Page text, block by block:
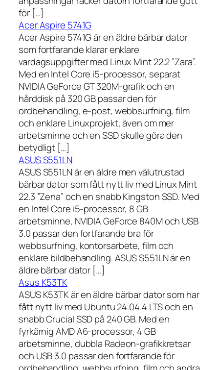
för […]
Acer Aspire 5741G
Acer Aspire 5741G är en äldre bärbar dator
som fortfarande klarar enklare
vardagsuppgifter med Linux Mint 22.2 ”Zara”.
Med en Intel Core i5-processor, separat
NVIDIA GeForce GT 320M-grafik och en
hårddisk på 320 GB passar den för
ordbehandling, e-post, webbsurfning, film
och enklare Linuxprojekt, även om mer
arbetsminne och en SSD skulle göra den
betydligt […]
ASUS S551LN
ASUS S551LN är en äldre men välutrustad
bärbar dator som fått nytt liv med Linux Mint
22.3 ”Zena” och en snabb Kingston SSD. Med
en Intel Core i5-processor, 8 GB
arbetsminne, NVIDIA GeForce 840M och USB
3.0 passar den fortfarande bra för
webbsurfning, kontorsarbete, film och
enklare bildbehandling. ASUS S551LN är en
äldre bärbar dator […]
Asus K53TK
ASUS K53TK är en äldre bärbar dator som har
fått nytt liv med Ubuntu 24.04.4 LTS och en
snabb Crucial SSD på 240 GB. Med en
fyrkärnig AMD A6-processor, 4 GB
arbetsminne, dubbla Radeon-grafikkretsar
och USB 3.0 passar den fortfarande för